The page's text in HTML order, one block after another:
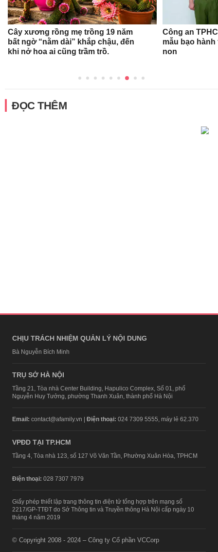
Cây xương rồng mẹ trồng 19 năm
bất ngờ “nằm dài” khắp chậu, đến
khi nở hoa ai cũng trầm trồ.
Công an
mẫu bạo
non
ĐỌC THÊM
CHỊU TRÁCH NHIỆM QUẢN LÝ NỘI DUNG
Bà Nguyễn Bích Minh
TRỤ SỞ HÀ NỘI
Tầng 21, Tòa nhà Center Building, Hapulico Complex, Số 01, phố
Nguyễn Huy Tưởng, phường Thanh Xuân, thành phố Hà Nội
Email: contact@afamily.vn | Điện thoại: 024 7309 5555, máy lẻ 62.370
VPĐD TẠI TP.HCM
Tầng 4, Tòa nhà 123, số 127 Võ Văn Tần, Phường Xuân Hòa, TPHCM
Điện thoại: 028 7307 7979
Giấy phép thiết lập trang thông tin điện tử tổng hợp trên mạng số
2217/GP-TTĐT do Sở Thông tin và Truyền thông Hà Nội cấp ngày 10
tháng 4 năm 2019
© Copyright 2008 - 2024 – Công ty Cổ phần VCCorp